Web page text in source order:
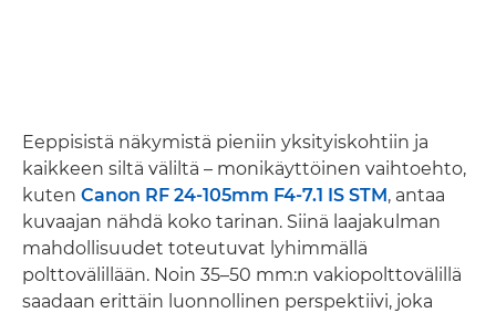
Eeppisistä näkymistä pieniin yksityiskohtiin ja
kaikkeen siltä väliltä – monikäyttöinen vaihtoehto,
kuten Canon RF 24-105mm F4-7.1 IS STM, antaa
kuvaajan nähdä koko tarinan. Siinä laajakulman
mahdollisuudet toteutuvat lyhimmällä
polttovälillään. Noin 35–50 mm:n vakiopolttovälillä
saadaan erittäin luonnollinen perspektiivi, joka